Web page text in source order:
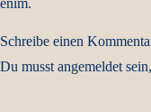
enim.
Schreibe einen
Du musst angemeldet